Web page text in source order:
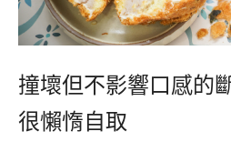
撞壞但不影響口感的
很懶惰自取